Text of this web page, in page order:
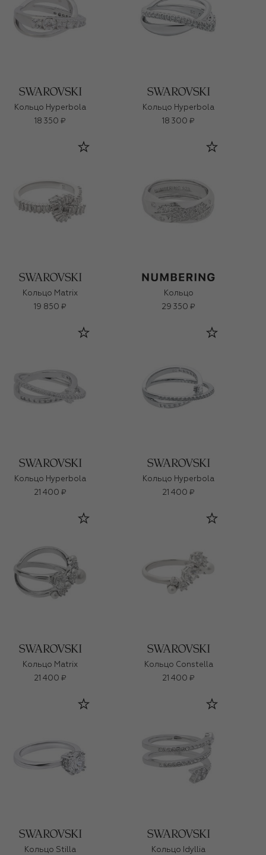
Кольцо Hyperbola
18 350 ₽
Кольцо Hyperbola
18 300 ₽
Кольцо Matrix
19 850 ₽
Кольцо
29 350 ₽
Кольцо Hyperbola
21 400 ₽
Кольцо Hyperbola
21 400 ₽
Кольцо Matrix
21 400 ₽
Кольцо Constella
21 400 ₽
Кольцо Stilla
Кольцо Idyllia